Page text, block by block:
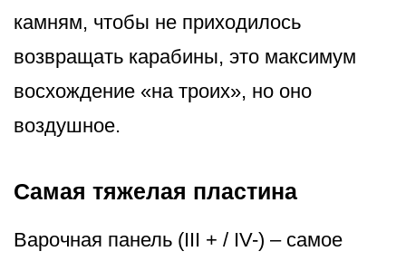
камням, чтобы не приходилось
возвращать карабины, это максимум
восхождение «на троих», но оно
воздушное.
Самая тяжелая пластина
Варочная панель (III + / IV-) – самое